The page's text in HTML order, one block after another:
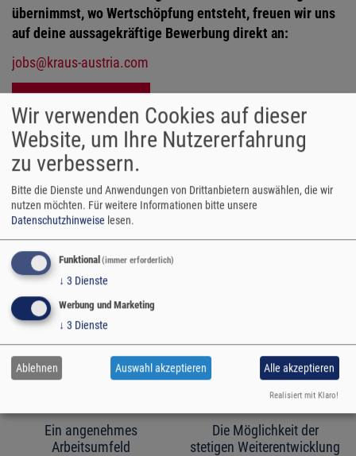
übernimmst, wo Wertschöpfung entsteht, freuen wir uns
auf deine aussagekräftige Bewerbung direkt an:
jobs@kraus-austria.com
Stelleninserat-PDF (77.32 KB)
Abwechslungsreiche
Ein angenehmes
Arbeitsumfeld
Die Möglichkeit der
stetigen Weiterentwicklung
Wir verwenden Cookies auf dieser
Website, um Ihre Nutzererfahrung
zu verbessern.
Bitte die Dienste und Anwendungen von Drittanbietern auswählen, die wir
nutzen möchten. Für weitere Informationen bitte unsere
Datenschutzhinweise lesen.
Funktional(immer erforderlich)
↓ 3 Dienste
Werbung und Marketing
↓ 3 Dienste
Ablehnen Auswahl akzeptieren Alle akzeptieren
Realisiert mit Klaro!